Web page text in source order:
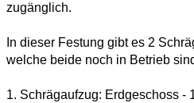
zugänglich.
In dieser Festung gibt es 2
welche beide noch in Betrieb
1. Schrägaufzug: Erdgeschoss -